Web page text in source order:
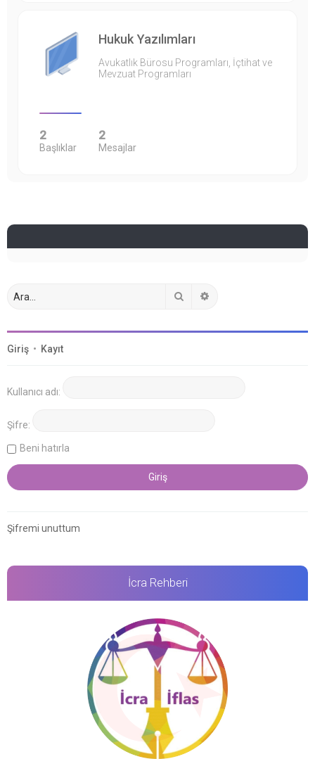
Hukuk Yazılımları
Avukatlık Bürosu Programları, İçtihat ve
Mevzuat Programları
2
Başlıklar
2
Mesajlar
Giriş • Kayıt
Kullanıcı adı:
Şifre:
Beni hatırla
Şifremi unuttum
İcra Rehberi